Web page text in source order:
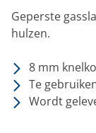
Geperste
hulzen.
8 mm
Te
Wordt